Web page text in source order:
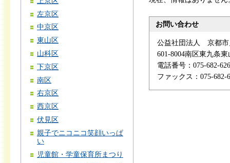
左京区
中京区
東山区
山科区
下京区
南区
右京区
西京区
伏見区
親子でニコニコ笑顔いっぱ
い
児童館・学童保育所まつり
お問い合わせ
公益社団法人 京都市
601-8004南区東九条
電話番号：075-682-
ファックス：075-682-